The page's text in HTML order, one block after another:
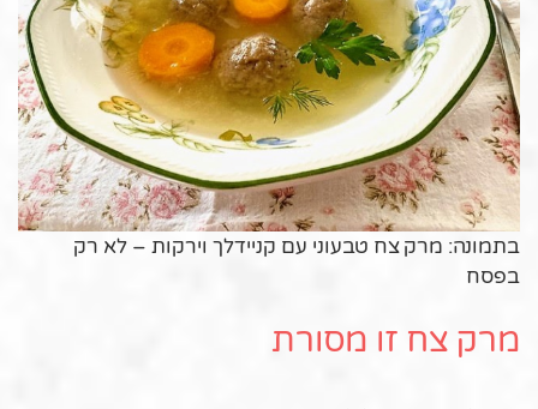
בתמונה: מרק צח טבעוני עם קניידלך וירקות – לא רק
בפסח
מרק צח זו מסורת